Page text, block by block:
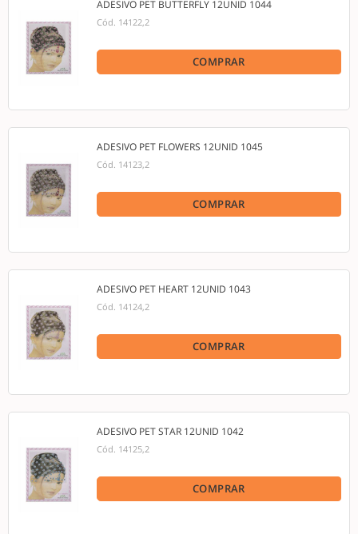
ADESIVO PET BUTTERFLY 12UNID 1044
Cód. 14122,2
COMPRAR
ADESIVO PET FLOWERS 12UNID 1045
Cód. 14123,2
COMPRAR
ADESIVO PET HEART 12UNID 1043
Cód. 14124,2
COMPRAR
ADESIVO PET STAR 12UNID 1042
Cód. 14125,2
COMPRAR